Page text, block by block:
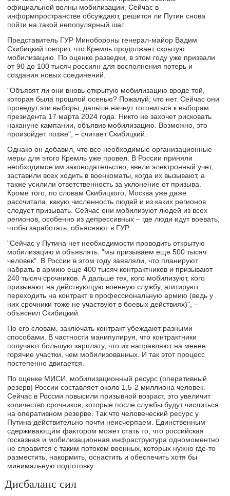
официальной волны мобилизации. Сейчас в
информпространстве обсуждают, решится ли Путин снова
пойти на такой непопулярный шаг.
Представитель ГУР Минобороны генерал-майор Вадим
Скибицкий говорит, что Кремль продолжает скрытую
мобилизацию. По оценке разведки, в этом году уже призвали
от 90 до 100 тысяч россиян для восполнения потерь и
создания новых соединений.
"Объявят ли они вновь открытую мобилизацию вроде той,
которая была прошлой осенью? Пожалуй, что нет. Сейчас они
проведут эти выборы, дальше начнут готовиться к выборам
президента 17 марта 2024 года. Никто не захочет рисковать
накануне кампании, объявив мобилизацию. Возможно, это
произойдет позже", – считает Скибицкий.
Однако он добавил, что все необходимые организационные
меры для этого Кремль уже провел. В России приняли
необходимое им законодательство, ввели электронный учет,
заставили всех ходить в военкоматы, когда их вызывают, а
также усилили ответственность за уклонение от призыва.
Кроме того, по словам Скибицкого, Москва уже даже
рассчитала, какую численность людей и из каких регионов
следует призывать. Сейчас они мобилизуют людей из всех
регионов, особенно из депрессивных – где люди идут воевать,
чтобы заработать, объясняют в ГУР.
"Сейчас у Путина нет необходимости проводить открытую
мобилизацию и объявлять: "мы призываем еще 500 тысяч
человек". В России в этом году заявляли, что планируют
набрать в армию еще 400 тысяч контрактников и призывают
240 тысяч срочников. А дальше тех, кого мобилизуют, кого
призывают на действующую военную службу, агитируют
переходить на контракт в профессиональную армию (ведь у
них срочники тоже не участвуют в боевых действиях)", –
объяснил Скибицкий.
По его словам, заключать контракт убеждают разными
способами. В частности манипулируя, что контрактники
получают большую зарплату, что их направляют на менее
горячие участки, чем мобилизованных. И так этот процесс
постепенно двигается.
По оценке МИСИ, мобилизационный ресурс (оперативный
резерв) России составляет около 1,5-2 миллиона человек.
Сейчас в России повысили призывной возраст, это увеличит
количество срочников, которые после службы будут числиться
на оперативном резерве. Так что человеческий ресурс у
Путина действительно почти неисчерпаем. Единственным
сдерживающим фактором может стать то, что российская
госказная и мобилизационная инфраструктура одномоментно
не справится с таким потоком военных, которых нужно где-то
разместить, накормить, оснастить и обеспечить хотя бы
минимальную подготовку.
Дисбаланс сил